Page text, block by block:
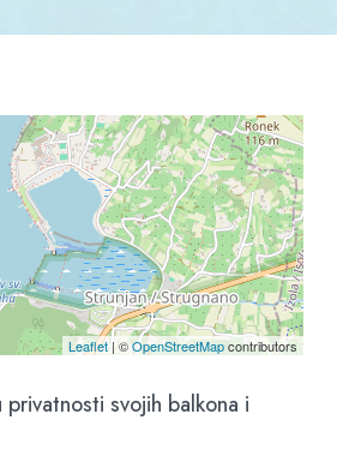
Leaflet| ©OpenStreetMapcontributors
svojih balkona i